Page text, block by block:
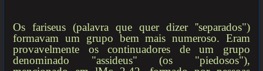
Os fariseus (palavra que quer dizer ''separados")
formavam um grupo bem mais numeroso. Eram
provavelmente os continuadores de um grupo
denominado "assideus" (os "piedosos"),